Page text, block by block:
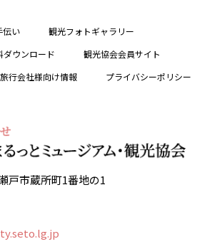
伝い
観光フォトギャラリー
ダウンロード
観光協会会員サイト
旅行会社様向け情報 プライバシーポリシー
戸市蔵所町1番地の1